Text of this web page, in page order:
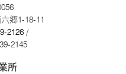
郷1-18-11
2126 /
2145
所